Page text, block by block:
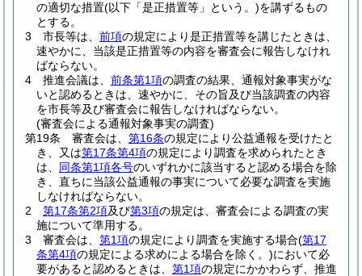
の適切な措置(以下「是正措置等」という。)を講ずるもの
とする。
3
市長等は、 前項の規定により是正措置等を講じたときは、
速やかに、当該是正措置等の内容を審査会に報告しなけれ
ばならない。
4
推進会議は、 前条第1項の調査の結果、通報対象事実がな
いと認めるときは、速やかに、その旨及び当該調査の内容
を市長等及び審査会に報告しなければならない。
(審査会による通報対象事実の調査)
第19条
審査会は、 第16条の規定により公益通報を受けたと
き、又は第17条第4項の規定により調査を求められたとき
は、 同条第1項各号のいずれかに該当すると認める場合を除
き、直ちに当該公益通報の事実について必要な調査を実施
しなければならない。
2
第17条第2項及び第3項の規定は、審査会による調査の実
施について準用する。
3
審査会は、 第1項の規定により調査を実施する場合(第17
条第4項の規定による求めによる場合を除く。)において必
要があると認めるときは、 第1項の規定にかかわらず、推進